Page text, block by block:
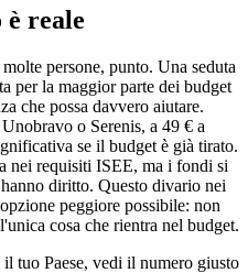
reale
persone, punto. Una seduta
per la maggior parte dei budget
che possa davvero aiutare.
o Serenis, a 49 € a
se il budget è già tirato.
nei requisiti ISEE, ma i fondi si
diritto. Questo divario nei
peggiore possibile: non
cosa che rientra nel budget.
tuo Paese, vedi il numero giusto